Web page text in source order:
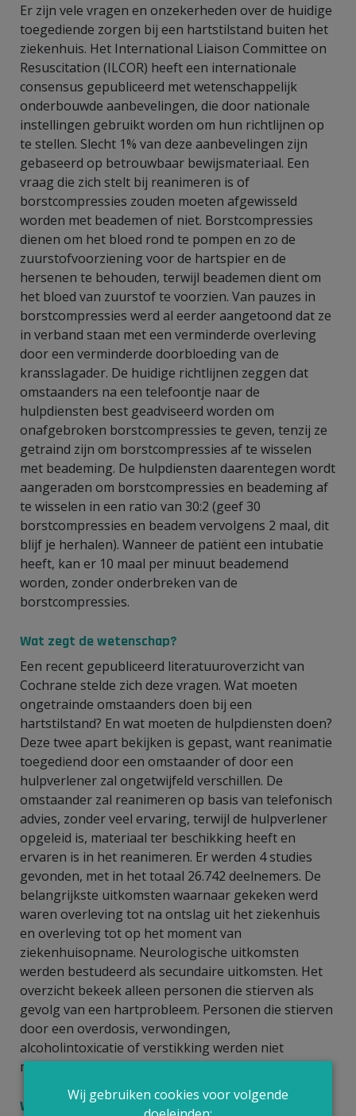
Er zijn vele vragen en onzekerheden over de huidige
toegediende zorgen bij een hartstilstand buiten het
ziekenhuis. Het International Liaison Committee on
Resuscitation (ILCOR) heeft een internationale
consensus gepubliceerd met wetenschappelijk
onderbouwde aanbevelingen, die door nationale
instellingen gebruikt worden om hun richtlijnen op
te stellen. Slecht 1% van deze aanbevelingen zijn
gebaseerd op betrouwbaar bewijsmateriaal. Een
vraag die zich stelt bij reanimeren is of
borstcompressies zouden moeten afgewisseld
worden met beademen of niet. Borstcompressies
dienen om het bloed rond te pompen en zo de
zuurstofvoorziening voor de hartspier en de
hersenen te behouden, terwijl beademen dient om
het bloed van zuurstof te voorzien. Van pauzes in
borstcompressies werd al eerder aangetoond dat ze
in verband staan met een verminderde overleving
door een verminderde doorbloeding van de
kransslagader. De huidige richtlijnen zeggen dat
omstaanders na een telefoontje naar de
hulpdiensten best geadviseerd worden om
onafgebroken borstcompressies te geven, tenzij ze
getraind zijn om borstcompressies af te wisselen
met beademing. De hulpdiensten daarentegen wordt
aangeraden om borstcompressies en beademing af
te wisselen in een ratio van 30:2 (geef 30
borstcompressies en beadem vervolgens 2 maal, dit
blijf je herhalen). Wanneer de patiënt een intubatie
heeft, kan er 10 maal per minuut beademend
worden, zonder onderbreken van de
borstcompressies.
Wat zegt de wetenschap?
Een recent gepubliceerd literatuuroverzicht van
Cochrane stelde zich deze vragen. Wat moeten
ongetrainde omstaanders doen bij een
hartstilstand? En wat moeten de hulpdiensten doen?
Deze twee apart bekijken is gepast, want reanimatie
toegediend door een omstaander of door een
hulpverlener zal ongetwijfeld verschillen. De
omstaander zal reanimeren op basis van telefonisch
advies, zonder veel ervaring, terwijl de hulpverlener
opgeleid is, materiaal ter beschikking heeft en
ervaren is in het reanimeren. Er werden 4 studies
gevonden, met in het totaal 26.742 deelnemers. De
belangrijkste uitkomsten waarnaar gekeken werd
waren overleving tot na ontslag uit het ziekenhuis
en overleving tot op het moment van
ziekenhuisopname. Neurologische uitkomsten
werden bestudeerd als secundaire uitkomsten. Het
overzicht bekeek alleen personen die stierven als
gevolg van een hartprobleem. Personen die stierven
door een overdosis, verwondingen,
alcoholintoxicatie of verstikking werden niet
meegenomen in de analyses.
Wat werd er gevonden?
Wij gebruiken cookies voor volgende